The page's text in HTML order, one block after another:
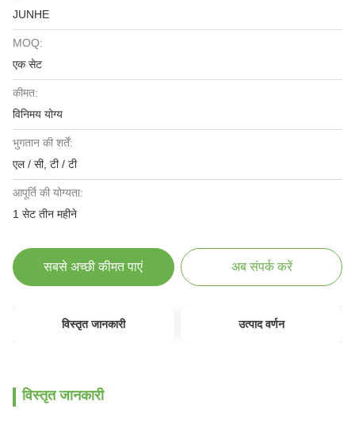
JUNHE
MOQ:
एक सेट
कीमत:
विनिमय योग्य
भुगतान की शर्तें:
एल / सी, टी / टी
आपूर्ति की योग्यता:
1 सेट तीन महीने
सबसे अच्छी कीमत पाएं अब संपर्क करें
विस्तृत जानकारी उत्पाद वर्णन
विस्तृत जानकारी